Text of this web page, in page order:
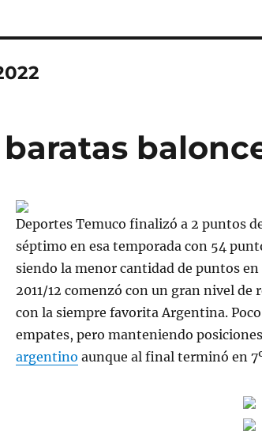
Deportes Temuco finalizó a 2 puntos
séptimo en esa temporada con 54
siendo la menor cantidad de puntos
2011/12 comenzó con un gran nivel
con la siempre favorita Argentina.
empates, pero manteniendo
argentino aunque al final terminó en